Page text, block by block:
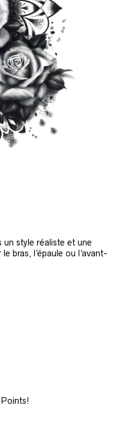
un style réaliste et une
bras, l’épaule ou l’avant-
Points!